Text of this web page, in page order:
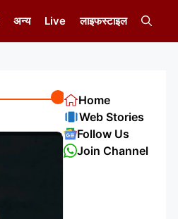
अन्य Live लाइफस्टाइल
Home
Web Stories
Follow Us
Join Channel